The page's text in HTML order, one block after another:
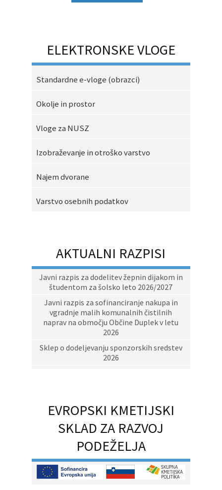
ELEKTRONSKE VLOGE
Standardne e-vloge (obrazci)
Okolje in prostor
Vloge za NUSZ
Izobraževanje in otroško varstvo
Najem dvorane
Varstvo osebnih podatkov
AKTUALNI RAZPISI
Javni razpis za dodelitev žepnin dijakom in
študentom za šolsko leto 2026/2027
Javni razpis za sofinanciranje nakupa in
vgradnje malih komunalnih čistilnih
naprav na območju Občine Duplek v letu
2026
Sklep o dodeljevanju sponzorskih sredstev
2026
EVROPSKI KMETIJSKI
SKLAD ZA RAZVOJ
PODEŽELJA